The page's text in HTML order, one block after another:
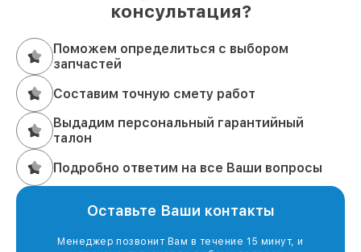
консультация?
Поможем определиться с выбором
запчастей
Составим точную смету работ
Выдадим персональный гарантийный
талон
Подробно ответим на все Ваши вопросы
Оставьте Ваши контакты
Менеджер позвонит Вам в течение 15 минут, и